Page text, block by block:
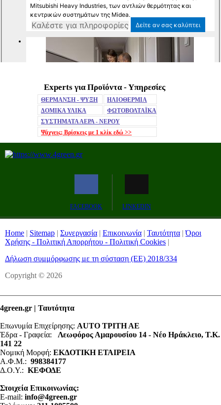
MuteExperts για Προϊόντα - Υπηρεσίες
ΘΕΡΜΑΝΣΗ - ΨΥΞΗ
ΗΛΙΟΘΕΡΜΙΑ
ΔΟΜΙΚΑ ΥΛΙΚΑ
ΦΩΤΟΒΟΛΤΑΪΚΑ
ΣΥΣΤΗΜΑΤΑ ΑΕΡΑ - ΝΕΡΟΥ
Ψάχνεις; Βρίσκεις με 1 κλίκ εδώ >>
FACEBOOK LINKEDIN
Home | Sitemap | Συνεργασία | Επικοινωνία | Ταυτότητα |Όροι
Χρήσης - Πολιτική Απορρήτου - Πολιτική Cookies |
Δήλωση συμμόρφωσης με τη σύσταση (ΕΕ) 2018/334
Copyright © 2026
4green.gr | Ταυτότητα
Επωνυμία Επιχείρησης: AUTO ΤΡΙΤΗ ΑΕ
Έδρα - Γραφεία: Λεωφόρος Αμαρουσίου 14 - Νέο Ηράκλειο, Τ.Κ.
141 22
Νομική Μορφή: ΕΚΔΟΤΙΚΗ ΕΤΑΙΡΕΙΑ
Α.Φ.Μ.: 998384177
Δ.Ο.Υ.: ΚΕΦΟΔΕ
Στοιχεία Επικοινωνίας:
E-mail: info@4green.gr